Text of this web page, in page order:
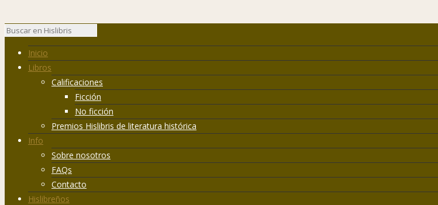
Inicio
Libros
Calificaciones
Ficción
No ficción
Premios Hislibris de literatura histórica
Info
Sobre nosotros
FAQs
Contacto
Hislibreños